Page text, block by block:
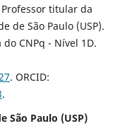
Professor titular da
de São Paulo (USP).
CNPq - Nível 1D.
. ORCID:
.
São Paulo (USP)